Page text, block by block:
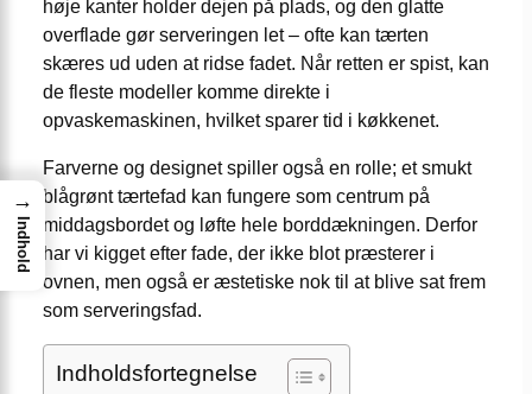
høje kanter holder dejen på plads, og den glatte
overflade gør serveringen let – ofte kan tærten
skæres ud uden at ridse fadet. Når retten er spist, kan
de fleste modeller komme direkte i
opvaskemaskinen, hvilket sparer tid i køkkenet.
Farverne og designet spiller også en rolle; et smukt
blågrønt tærtefad kan fungere som centrum på
middagsbordet og løfte hele borddækningen. Derfor
har vi kigget efter fade, der ikke blot præsterer i
ovnen, men også er æstetiske nok til at blive sat frem
som serverings­fad.
Indholdsfortegnelse
→
Indhold